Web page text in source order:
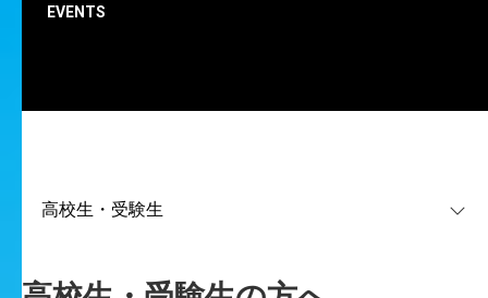
EVENTS
編集部
したか？